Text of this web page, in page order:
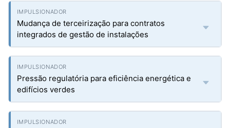
Mudança de terceirização para contratos
integrados de gestão de instalações
Pressão regulatória para eficiência energética e
edifícios verdes